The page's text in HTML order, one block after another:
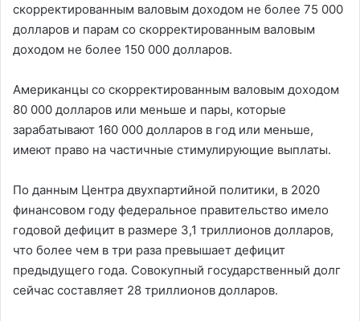
скорректированным валовым доходом не более 75 000
долларов и парам со скорректированным валовым
доходом не более 150 000 долларов.
Американцы со скорректированным валовым доходом
80 000 долларов или меньше и пары, которые
зарабатывают 160 000 долларов в год или меньше,
имеют право на частичные стимулирующие выплаты.
По данным Центра двухпартийной политики, в 2020
финансовом году федеральное правительство имело
годовой дефицит в размере 3,1 триллионов долларов,
что более чем в три раза превышает дефицит
предыдущего года. Совокупный государственный долг
сейчас составляет 28 триллионов долларов.